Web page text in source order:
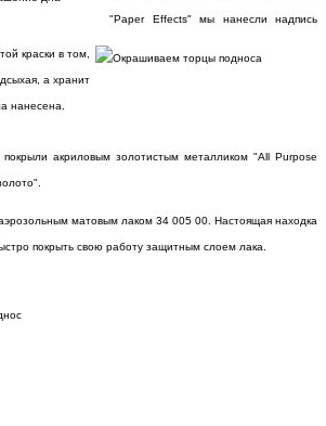
"Paper Effects" мы нанесли надпись
краски в том,
а хранит
нанесена.
акриловым золотистым металликом "All Purpose
матовым лаком 34 005 00. Настоящая находка
покрыть свою работу защитным слоем лака.